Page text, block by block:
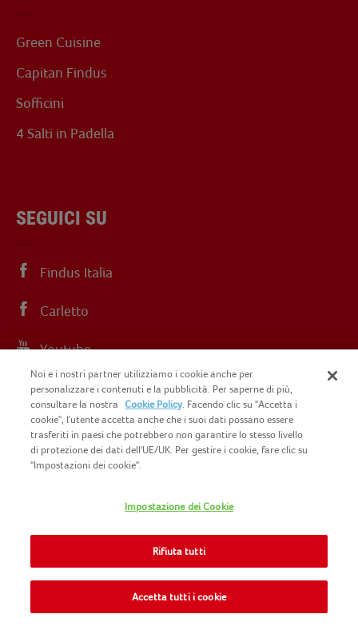
Green Cuisine
Capitan Findus
Sofficini
4 Salti in Padella
SEGUICI SU
Findus Italia
Carletto
Youtube
Instagram
IT07015700961
INFORMATIVA PRIVACY
SITEMAP
COOKIE POLICY
INFO LEGALI
NOMAD FOODS
Noi e i nostri partner utilizziamo i cookie anche per
personalizzare i contenuti e la pubblicità. Per saperne di più,
consultare la nostra
Cookie Policy. Facendo clic su "Accetta i
cookie", l'utente accetta anche che i suoi dati possano essere
trasferiti in paesi che potrebbero non garantire lo stesso livello
di protezione dei dati dell'UE/UK. Per gestire i cookie, fare clic su
"Impostazioni dei cookie".
Impostazione dei Cookie
Rifiuta tutti
Accetta tutti i cookie